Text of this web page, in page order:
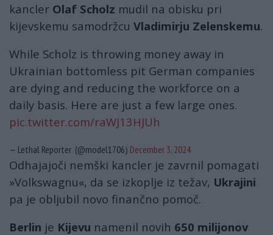
kancler Olaf Scholz mudil na obisku pri
kijevskemu samodržcu Vladimirju Zelenskemu.
While Scholz is throwing money away in
Ukrainian bottomless pit German companies
are dying and reducing the workforce on a
daily basis. Here are just a few large ones.
pic.twitter.com/raWJ13HJUh
— Lethal Reporter (@model1706) December 3, 2024
Odhajajoči nemški kancler je zavrnil pomagati
»Volkswagnu«, da se izkoplje iz težav, Ukrajini
pa je obljubil novo finančno pomoč.
Berlin je Kijevu namenil novih 650 milijonov